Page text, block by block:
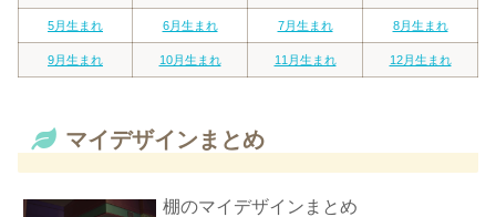
5月生まれ 6月生まれ 7月生まれ 8月生まれ
9月生まれ 10月生まれ 11月生まれ 12月生まれ
マイデザインまとめ
棚のマイデザインまとめ